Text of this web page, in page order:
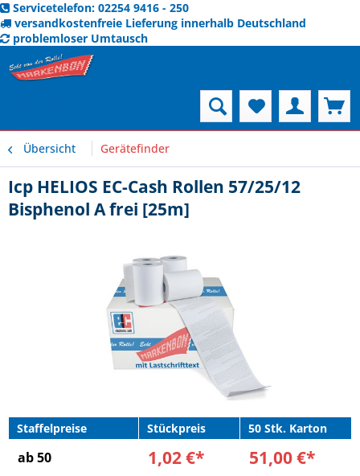
Servicetelefon: 02254 9416 - 250
versandkostenfreie Lieferung innerhalb Deutschland
problemloser Umtausch
Übersicht Gerätefinder
Icp HELIOS EC-Cash Rollen 57/25/12
Bisphenol A frei [25m]
Staffelpreise Stückpreis 50 Stk. Karton
ab 50
1,02 €* 51,00 €*